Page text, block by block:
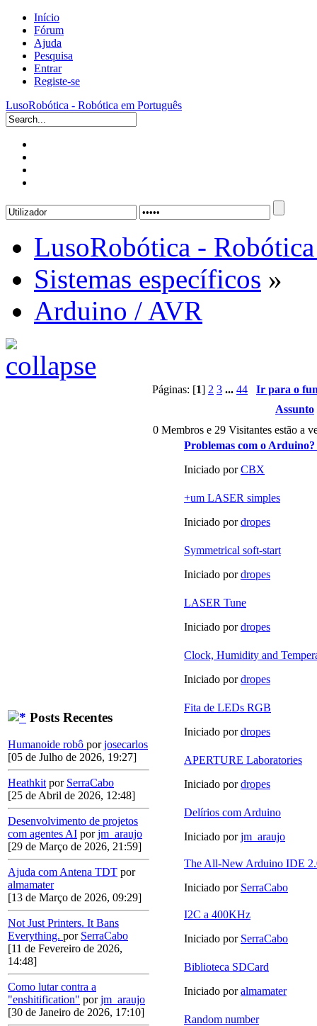
Início
Fórum
Ajuda
Pesquisa
Entrar
Registe-se
LusoRobótica - Robótica em Português
LusoRobótica -
Sistemas específicos »
Arduino / AVR
Posts Recentes
Humanoide robô porjosecarlos
[05 de Julho de 2026, 19:27]
Heathkit por SerraCabo
[25 de Abril de 2026, 12:48]
Desenvolvimento de projetos
com agentes AI porjm_araujo
[29 de Março de 2026, 21:59]
Ajuda com Antena TDT por
almamater
[13 de Março de 2026, 09:29]
Not Just Printers. It Bans
Everything. por SerraCabo
[11 de Fevereiro de 2026,
14:48]
Como lutar contra a
"enshitification" porjm_araujo
[30 de Janeiro de 2026, 17:10]
Páginas: [1] 2 3 ... 44
Ir para o
Assunto
0 Membros e 29 Visitantes estão a
Problemas com o Arduino?
Iniciado porCBX
+um LASER simples
Iniciado pordropes
Symmetrical soft-start
Iniciado pordropes
LASER Tune
Iniciado pordropes
Clock, Humidity and
Iniciado pordropes
Fita de LEDs RGB
Iniciado pordropes
APERTURE Laboratories
Iniciado pordropes
Delírios com Arduino
Iniciado porjm_araujo
The All-New Arduino IDE
Iniciado por SerraCabo
I2C a 400KHz
Iniciado por SerraCabo
Biblioteca SDCard
Iniciado poralmamater
Random number